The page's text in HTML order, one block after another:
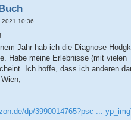
10:36
Jahr hab ich die Diagnose
Habe meine Erlebnisse (mit vielen
Ich hoffe, dass ich anderen
dp/3990014765?psc ...